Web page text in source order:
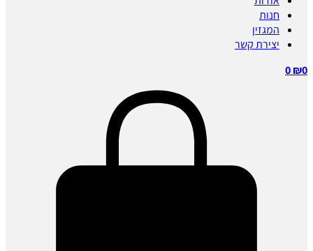
חנות
המגזין
יצירת קשר
₪0
0